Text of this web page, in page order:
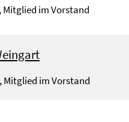
im Vorstand
im Vorstand